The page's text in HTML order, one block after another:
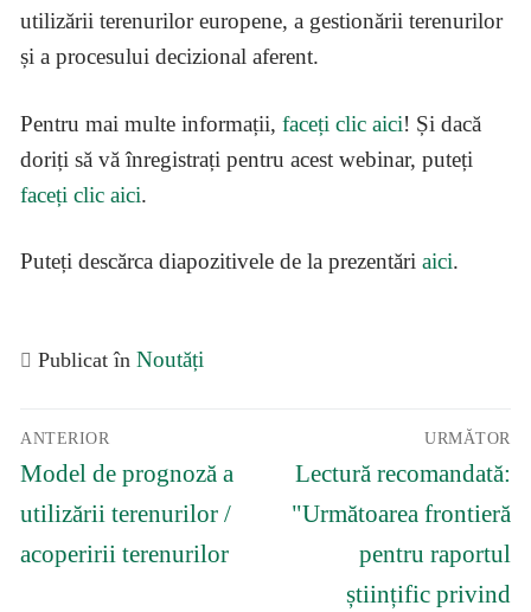
utilizării terenurilor europene, a gestionării terenurilor
și a procesului decizional aferent.
Pentru mai multe informații,faceți clic aici! Și dacă
doriți să vă înregistrați pentru acest webinar, puteți
faceți clic aici.
Puteți descărca diapozitivele de la prezentăriaici.
Publicat înNoutăți
în
articole
ANTERIOR
Articolul
anterior:
Model de prognoză a
utilizării terenurilor /
acoperirii terenurilor
URMĂTOR
Articolul
următor:
Lectură recomandată:
"Următoarea frontieră
pentru raportul
științific privind